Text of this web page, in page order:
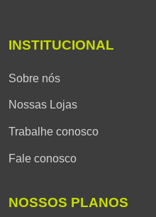
INSTITUCIONAL
Sobre nós
Nossas Lojas
Trabalhe conosco
Fale conosco
NOSSOS PLANOS